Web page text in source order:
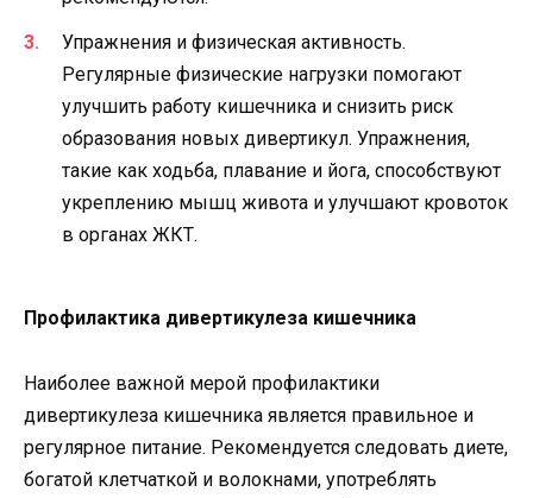
Упражнения и физическая активность.
Регулярные физические нагрузки помогают
улучшить работу кишечника и снизить риск
образования новых дивертикул. Упражнения,
такие как ходьба, плавание и йога, способствуют
укреплению мышц живота и улучшают кровоток
в органах ЖКТ.
Профилактика дивертикулеза кишечника
Наиболее важной мерой профилактики
дивертикулеза кишечника является правильное и
регулярное питание. Рекомендуется следовать диете,
богатой клетчаткой и волокнами, употреблять